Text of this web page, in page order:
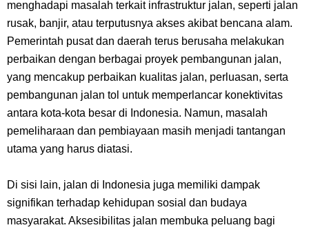
Bersama Keluarga
Arti Bendera Seychelles, Negara Kepulauan Yang Terletak Di
Samudra Hindia
Cara Bayar Akulaku Lewat Gopay, Sangat Mudah Dan Tidak Ribet
Sama Sekali
Penjara Udon
menghadapi masalah terkait infrastruktur jalan, seperti jalan
rusak, banjir, atau terputusnya akses akibat bencana alam.
Pemerintah pusat dan daerah terus berusaha melakukan
perbaikan dengan berbagai proyek pembangunan jalan,
yang mencakup perbaikan kualitas jalan, perluasan, serta
pembangunan jalan tol untuk memperlancar konektivitas
antara kota-kota besar di Indonesia. Namun, masalah
pemeliharaan dan pembiayaan masih menjadi tantangan
utama yang harus diatasi.
Di sisi lain, jalan di Indonesia juga memiliki dampak
signifikan terhadap kehidupan sosial dan budaya
masyarakat. Aksesibilitas jalan membuka peluang bagi